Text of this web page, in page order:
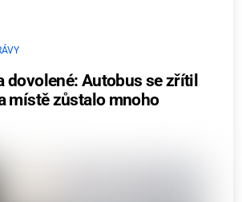
dovolené: Autobus se zřítil
místě zůstalo mnoho